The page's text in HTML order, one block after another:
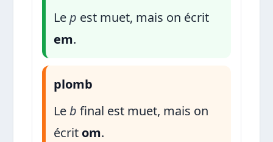
Lep est muet, mais on écrit
em.
plomb
Leb final est muet, mais on
écrit om.